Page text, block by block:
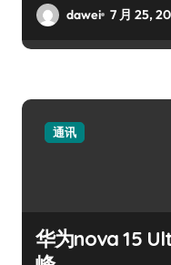
dawei 7 月 25,
通讯
华为nova 15